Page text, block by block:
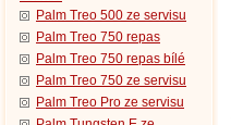
Palm Treo 500 ze servisu
Palm Treo 750 repas
Palm Treo 750 repas bílé
Palm Treo 750 ze servisu
Palm Treo Pro ze servisu